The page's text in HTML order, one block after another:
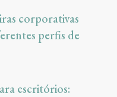
corporativas
perfis de
escritórios: